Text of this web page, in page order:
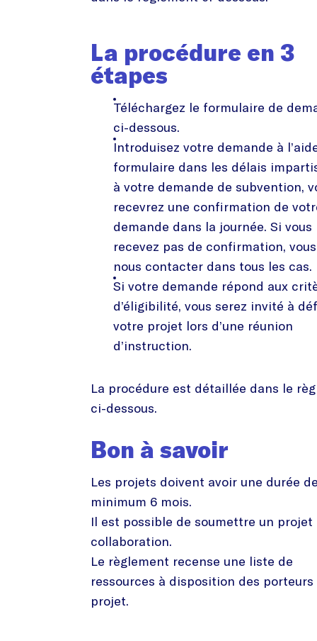
La procédure en 3
étapes
Téléchargez le formulaire de
ci-dessous.
Introduisez votre demande à
formulaire dans les délais
à votre demande de subvention,
recevrez une confirmation de
demande dans la journée. Si vous
recevez pas de confirmation,
nous contacter dans tous les cas.
Si votre demande répond aux
d’éligibilité, vous serez invité à
votre projet lors d’une réunion
d’instruction.
La procédure est détaillée dans le
ci-dessous.
Bon à savoir
Les projets doivent avoir une durée
minimum 6 mois.
Il est possible de soumettre un projet
collaboration.
Le règlement recense une liste de
ressources à disposition des porteurs
projet.